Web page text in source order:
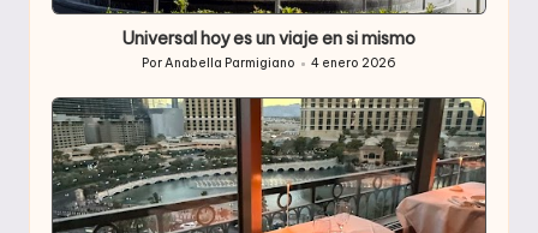
en
Universal hoy es un viaje en si mismo
por
PorAnabella Parmigiano 4 enero 2026